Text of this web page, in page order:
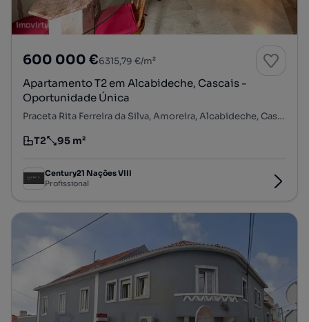
600 000 €6315,79 €/m²
Apartamento T2 em Alcabideche, Cascais -
Oportunidade Única
Praceta Rita Ferreira da Silva, Amoreira, Alcabideche, Cascais, Lisboa
Tipologia
T2
Preço por metro quadrado
95 m²
Century21 Nações VIII
Profissional